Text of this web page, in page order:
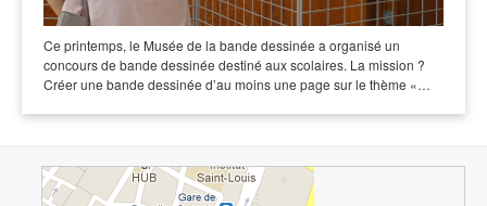
Ce printemps, le Musée de la bande dessinée a organisé un
concours de bande dessinée destiné aux scolaires. La mission ?
Créer une bande dessinée d’au moins une page sur le thème «…